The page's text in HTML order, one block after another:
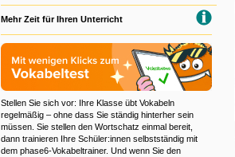
Mehr Zeit für Ihren Unterricht
Stellen Sie sich vor: Ihre Klasse übt Vokabeln
regelmäßig – ohne dass Sie ständig hinterher sein
müssen. Sie stellen den Wortschatz einmal bereit,
dann trainieren Ihre Schüler:innen selbstständig mit
dem phase6-Vokabeltrainer. Und wenn Sie den